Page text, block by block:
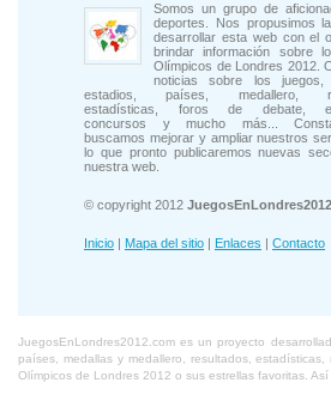
Somos un grupo de
deportes. Nos propusimos
desarrollar esta web con el
brindar información sobre
Olímpicos de Londres 2012.
noticias sobre los juegos,
estadios, países, medallero,
estadísticas, foros de debate,
concursos y mucho más...
buscamos mejorar y ampliar nuestros
lo que pronto publicaremos nuevas
nuestra web.
© copyright 2012
Inicio | Mapa del sitio | Enlaces | Contacto
JuegosEnLondres2012.com es un proyecto
países, medallas y medallero, resultados,
Olímpicos de Londres 2012 o sus estrellas favoritas.